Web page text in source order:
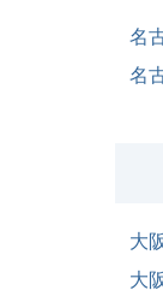
名
名
大
大